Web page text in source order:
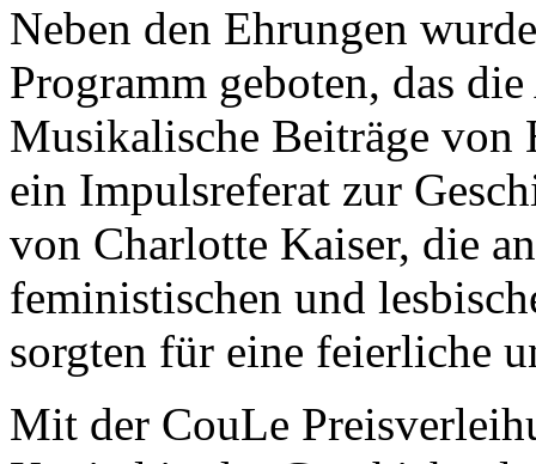
Neben den Ehrungen
Programm geboten, das
Musikalische Beiträge
ein Impulsreferat zur
von Charlotte Kaiser, die
feministischen und
sorgten für eine feierliche
Mit der CouLe